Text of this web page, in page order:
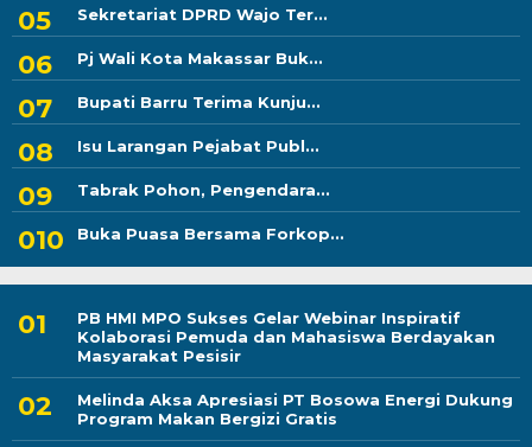
Sekretariat DPRD Wajo Ter...
Pj Wali Kota Makassar Buk...
Bupati Barru Terima Kunju...
Isu Larangan Pejabat Publ...
Tabrak Pohon, Pengendara...
Buka Puasa Bersama Forkop...
PB HMI MPO Sukses Gelar Webinar Inspiratif
Kolaborasi Pemuda dan Mahasiswa Berdayakan
Masyarakat Pesisir
Melinda Aksa Apresiasi PT Bosowa Energi Dukung
Program Makan Bergizi Gratis